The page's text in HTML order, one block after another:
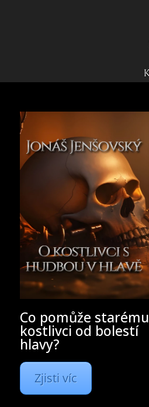
Co pomůže starému
kostlivci od bolestí
hlavy?
Zjisti víc